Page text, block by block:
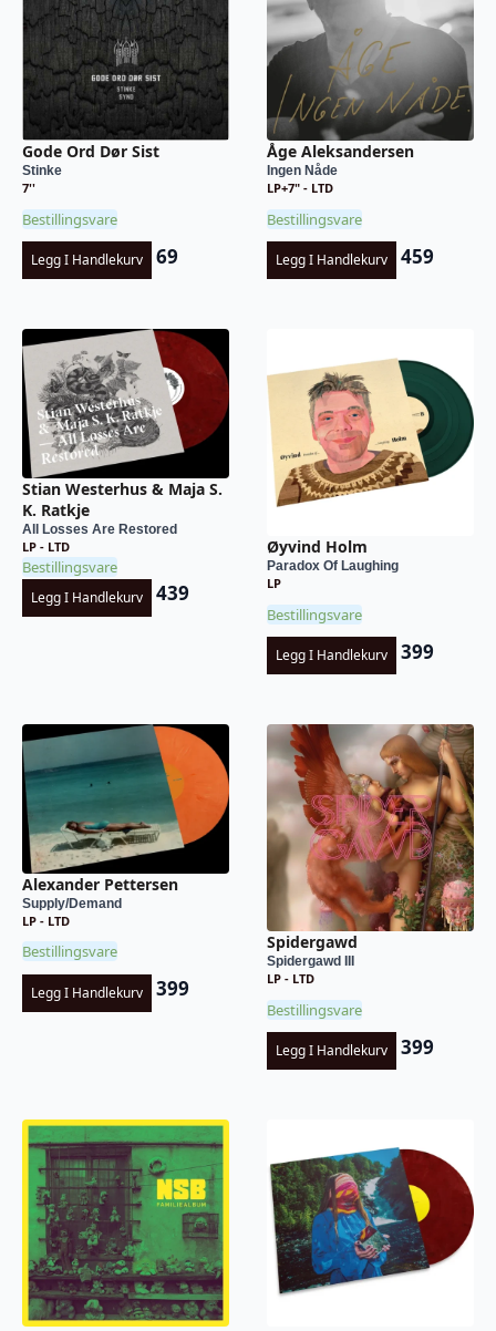
Gode Ord Dør Sist
Stinke
7''
Bestillingsvare
Legg I Handlekurv 69
Åge Aleksandersen
Ingen Nåde
LP+7" - LTD
Bestillingsvare
Legg I Handlekurv 459
Stian Westerhus & Maja S.
K. Ratkje
All Losses Are Restored
LP - LTD
Bestillingsvare
Legg I Handlekurv 439
Øyvind Holm
Paradox Of Laughing
LP
Bestillingsvare
Legg I Handlekurv 399
Alexander Pettersen
Supply/Demand
LP - LTD
Bestillingsvare
Legg I Handlekurv 399
Spidergawd
Spidergawd III
LP - LTD
Bestillingsvare
Legg I Handlekurv 399